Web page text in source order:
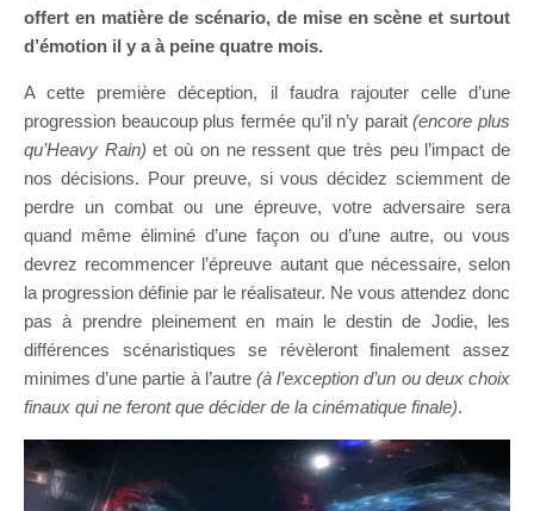
offert en matière de scénario, de mise en scène et surtout
d’émotion il y a à peine quatre mois.
A cette première déception, il faudra rajouter celle d’une
progression beaucoup plus fermée qu’il n’y parait(encore plus
qu’Heavy Rain)et où on ne ressent que très peu l’impact de
nos décisions. Pour preuve, si vous décidez sciemment de
perdre un combat ou une épreuve, votre adversaire sera
quand même éliminé d’une façon ou d’une autre, ou vous
devrez recommencer l’épreuve autant que nécessaire, selon
la progression définie par le réalisateur. Ne vous attendez donc
pas à prendre pleinement en main le destin de Jodie, les
différences scénaristiques se révèleront finalement assez
minimes d’une partie à l’autre (à l’exception d’un ou deux choix
finaux qui ne feront que décider de la cinématique finale).